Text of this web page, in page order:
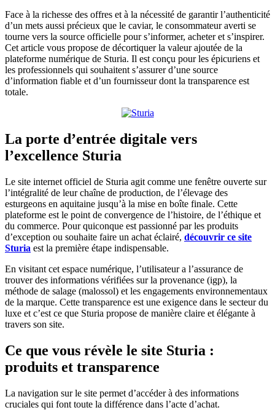
Face à la richesse des offres et à la nécessité de garantir l’authenticité
d’un mets aussi précieux que le caviar, le consommateur averti se
tourne vers la source officielle pour s’informer, acheter et s’inspirer.
Cet article vous propose de décortiquer la valeur ajoutée de la
plateforme numérique de Sturia. Il est conçu pour les épicuriens et
les professionnels qui souhaitent s’assurer d’une source
d’information fiable et d’un fournisseur dont la transparence est
totale.
La porte d’entrée digitale vers
l’excellence Sturia
Le site internet officiel de Sturia agit comme une fenêtre ouverte sur
l’intégralité de leur chaîne de production, de l’élevage des
esturgeons en aquitaine jusqu’à la mise en boîte finale. Cette
plateforme est le point de convergence de l’histoire, de l’éthique et
du commerce. Pour quiconque est passionné par les produits
d’exception ou souhaite faire un achat éclairé, découvrir ce site
Sturia est la première étape indispensable.
En visitant cet espace numérique, l’utilisateur a l’assurance de
trouver des informations vérifiées sur la provenance (igp), la
méthode de salage (malossol) et les engagements environnementaux
de la marque. Cette transparence est une exigence dans le secteur du
luxe et c’est ce que Sturia propose de manière claire et élégante à
travers son site.
Ce que vous révèle le site Sturia :
produits et transparence
La navigation sur le site permet d’accéder à des informations
cruciales qui font toute la différence dans l’acte d’achat.